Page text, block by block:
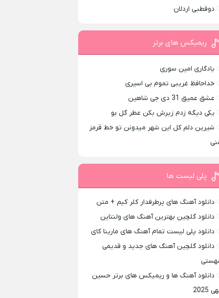
دوقطبی اردلان
ریمیکس های برتر
یادگاری امین سوری
خداحافظ غریبی تموم بی اسیری
عشق عمیق 31 دی جی شاهین
یکی دیگه زدم زیرش بکن عطر گل بو
شیرین دلم کل این شهر میدونن تو خط قرمز
پلی لیست ها
دانلود آهنگ های پرطرفدار کلر کیم + متن
دانلود گلچین بهترین آهنگ های ولنتاین
دانلود پلی لیست تمام آهنگ های مارینا کای
دانلود گلچین آهنگ های جدید و قدیمی
دانلود آهنگ ها و ریمیکس های برتر حسین
2025